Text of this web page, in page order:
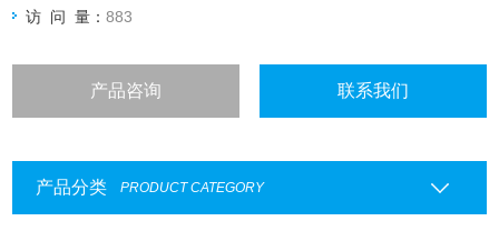
访 问 量：883
产品咨询 联系我们
产品分类 PRODUCT CATEGORY